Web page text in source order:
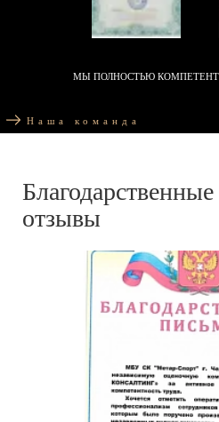
МЫ ПОЛНОСТЬЮ
Наша команда
отзывы